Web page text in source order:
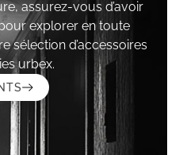
assurez-vous d’avoir
explorer en toute
sélection d’accessoires
urbex.